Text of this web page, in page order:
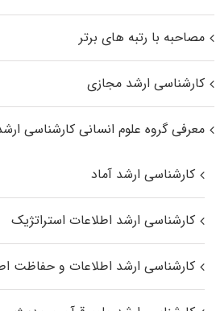
مصاحبه با رتبه های برتر
کارشناسی ارشد مجازی
معرفی گروه علوم انسانی کارشناسی
کارشناسی ارشد آماد
کارشناسی ارشد اطلاعات استراتژیک
کارشناسی ارشد اطلاعات و حفاظت